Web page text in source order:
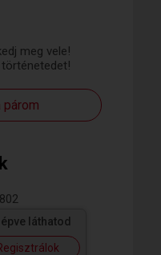
meg vele!
párom
láthatod